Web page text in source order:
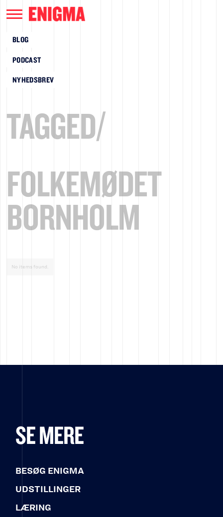
BLOG
PODCAST
NYHEDSBREV
TAGGED/
FOLKEMØDET
BORNHOLM
No items found.
SE MERE
BESØG ENIGMA
UDSTILLINGER
LÆRING